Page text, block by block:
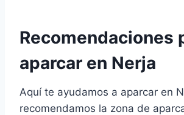
Recomendaciones
aparcar en Nerja
Aquí te ayudamos a aparcar en
recomendamos la zona de